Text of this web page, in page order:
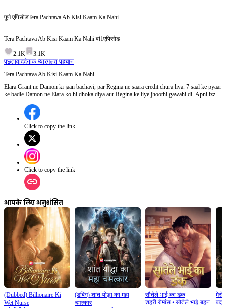
पूर्ण एपिसोडTera Pachtava Ab Kisi Kaam Ka Nahi
Tera Pachtava Ab Kisi Kaam Ka Nahi वां1एपिसोड
2.1K
3.1K
पछतावादर्दनाक प्यारगलत पहचान
Tera Pachtava Ab Kisi Kaam Ka Nahi
Elara Grant ne Damon ki jaan bachayi, par Regina ne saara credit chura liya. 7 saal ke pyaar
ke badle Damon ne Elara ko hi dhoka diya aur Regina ke liye jhoothi gawahi di. Apni izzat
aayi hai, aur Damon ke paas pachtave ke alawa kuch nahi bacha. Kya Damon ka pachtava
Elara ka dil pighla payega? Ya ab bohot der ho chuki hai?
Click to copy the link
Click to copy the link
आपके लिए अनुशंसित
(Dubbed) Billionaire Ki
Wet Nurse
(डबिंग)​ शांत योद्धा का महा
चमत्कार
सौतेले भाई का डंक
शहरी रोमांस⦁ सौतेले भाई-बहन
मेरी